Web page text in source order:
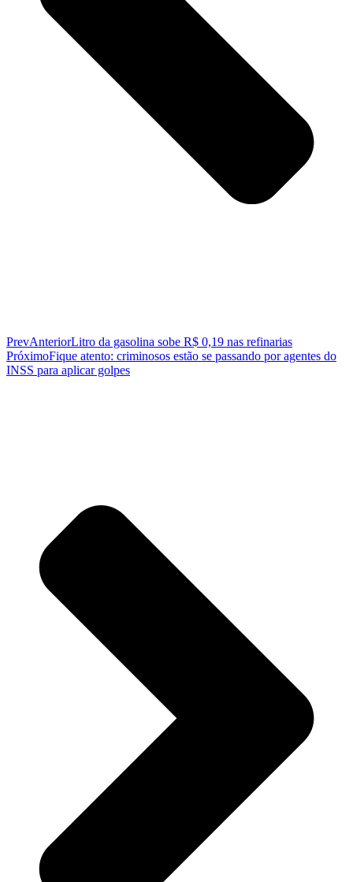
PrevAnteriorLitro da gasolina sobe R$ 0,19 nas refinarias
PróximoFique atento: criminosos estão se passando por agentes do
INSS para aplicar golpes